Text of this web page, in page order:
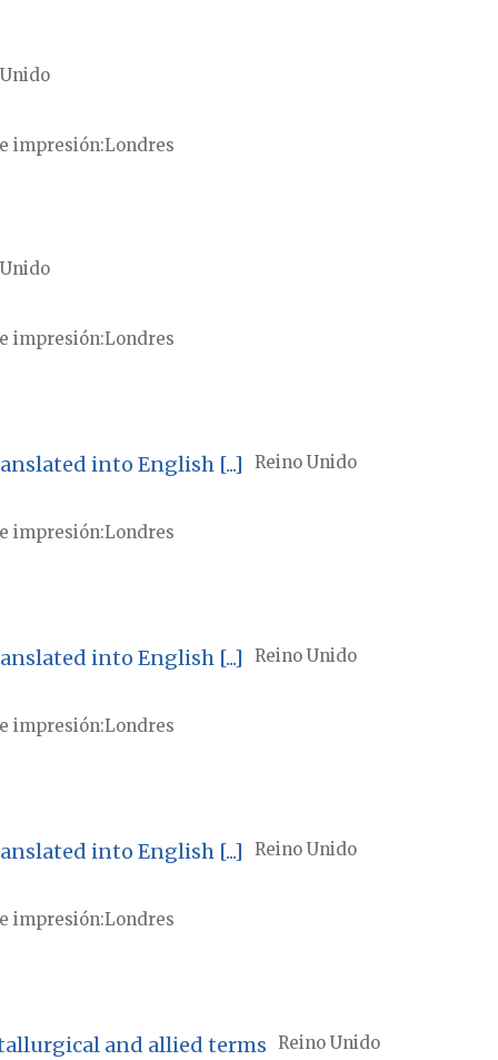
impresión Londres
impresión Londres
into English [...] Reino Unido
impresión Londres
into English [...] Reino Unido
impresión Londres
into English [...] Reino Unido
impresión Londres
and allied terms Reino Unido